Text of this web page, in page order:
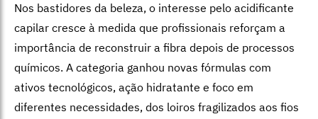
Nos bastidores da beleza, o interesse pelo acidificante
capilar cresce à medida que profissionais reforçam a
importância de reconstruir a fibra depois de processos
químicos. A categoria ganhou novas fórmulas com
ativos tecnológicos, ação hidratante e foco em
diferentes necessidades, dos loiros fragilizados aos fios